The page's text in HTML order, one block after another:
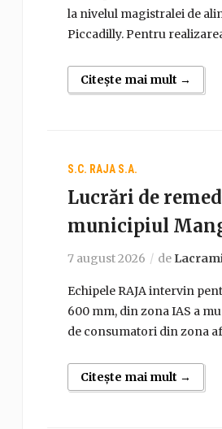
la nivelul magistralei de
Piccadilly. Pentru
Citește mai mult →
S.C. RAJA S.A.
Lucrări de
municipiul
7 august 2026 de
Echipele RAJA intervin
600 mm, din zona IAS a
de consumatori din zona
Citește mai mult →